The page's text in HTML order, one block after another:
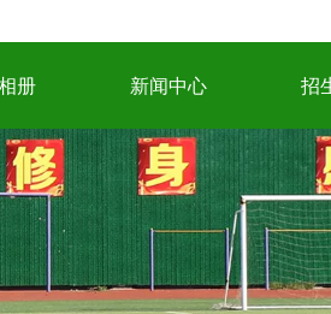
册 新闻中心 招